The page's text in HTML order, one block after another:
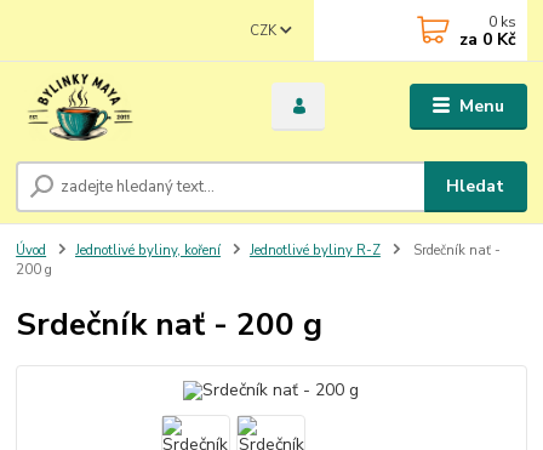
Menu
CZK
Hledat
0 ks
za 0 Kč
Úvod Jednotlivé byliny, koření Jednotlivé byliny R-Z
Srdečník nať -
200 g
Srdečník nať - 200 g